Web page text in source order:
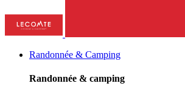
Randonnée & Camping
Randonnée & camping